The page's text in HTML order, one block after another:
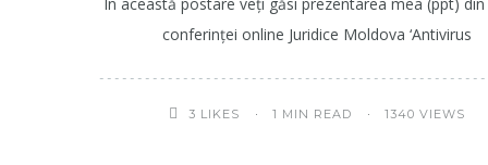
conferinței online Juridice Moldova ‘Antivirus
3 LIKES 1 MIN READ 1340 VIEWS